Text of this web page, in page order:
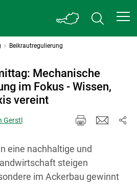
Beikrautregulierung
Mechanische
im Fokus - Wissen,
vereint
Gerstl
eine nachhaltige und
steigen
im Ackerbau gewinnt